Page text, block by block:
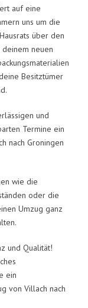
auf eine
uns um die
über den
neuen
Besitztümer
und
Termine ein
nach Groningen
wie die
oder die
Umzug ganz
und Qualität!
ein
von Villach nach